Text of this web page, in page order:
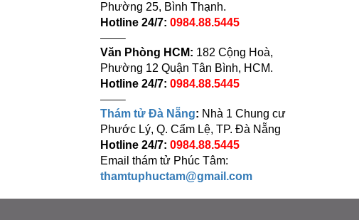
Phường 25, Bình Thạnh.
Hotline 24/7: 0984.88.5445
——–
Văn Phòng HCM: 182 Cộng Hoà,
Phường 12 Quận Tân Bình, HCM.
Hotline 24/7: 0984.88.5445
——–
Thám tử Đà Nẵng: Nhà 1 Chung cư
Phước Lý, Q. Cẩm Lệ, TP. Đà Nẵng
Hotline 24/7: 0984.88.5445
Email thám tử Phúc Tâm:
thamtuphuctam@gmail.com